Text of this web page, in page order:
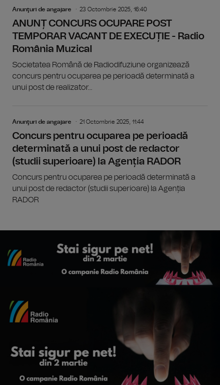
Anunţuri de angajare 23 Octombrie 2025, 16:40
ANUNȚ CONCURS OCUPARE POST
TEMPORAR VACANT DE EXECUȚIE - Radio
România Muzical
Societatea Română de Radiodifuziune organizează
concurs pentru ocuparea pe perioadă determinată a
unui post de realizator...
Anunţuri de angajare 21 Octombrie 2025, 11:44
Concurs pentru ocuparea pe perioadă
determinată a unui post de redactor
(studii superioare) la Agenția RADOR
Concurs pentru ocuparea pe perioadă determinată a
unui post de redactor (studii superioare) la Agenția
RADOR